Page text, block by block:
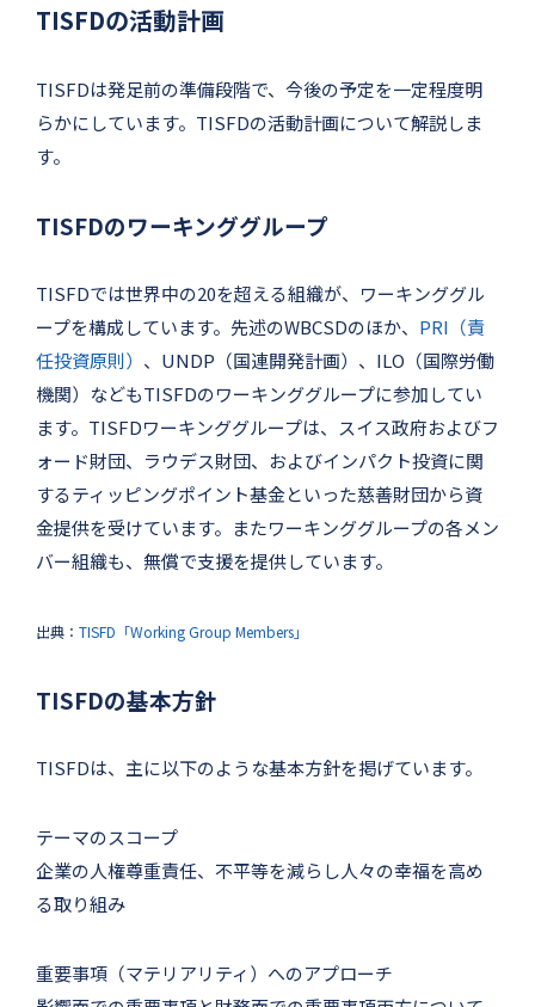
TISFDの活動計画
TISFDは発足前の準備段階で、今後の予定を一定程度明
らかにしています。TISFDの活動計画について解説しま
す。
TISFDのワーキンググループ
TISFDでは世界中の20を超える組織が、ワーキンググル
ープを構成しています。先述のWBCSDのほか、 PRI（責
任投資原則） 、UNDP（国連開発計画）、ILO（国際労働
機関）などもTISFDのワーキンググループに参加してい
ます。TISFDワーキンググループは、スイス政府およびフ
ォード財団、ラウデス財団、およびインパクト投資に関
するティッピングポイント基金といった慈善財団から資
金提供を受けています。またワーキンググループの各メン
バー組織も、無償で支援を提供しています。
出典： TISFD「Working Group Members」
TISFDの基本方針
TISFDは、主に以下のような基本方針を掲げています。
テーマのスコープ
企業の⼈権尊重責任、不平等を減らし⼈々の幸福を⾼め
る取り組み
重要事項（マテリアリティ）へのアプローチ